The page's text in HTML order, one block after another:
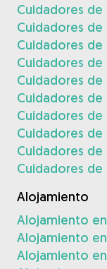
Cuidadores
Cuidadores de
Cuidadores de
Cuidadores
Cuidadores
Cuidadores
Cuidadores
Cuidadores
Cuidadores
Cuidadores
Alojamiento
Alojamiento
Alojamiento
Alojamiento